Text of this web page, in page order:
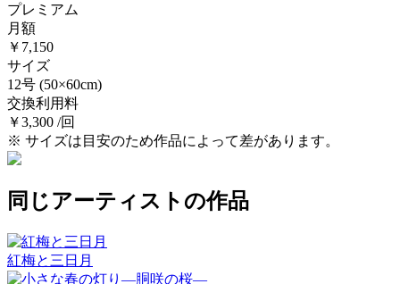
プレミアム
月額
￥7,150
サイズ
12号 (50×60cm)
交換利用料
￥3,300 /回
※ サイズは目安のため作品によって差があります。
同じアーティストの作品
紅梅と三日月